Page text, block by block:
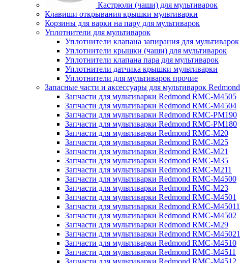
Кастрюли (чаши) для мультиварок
Клавиши открывания крышки мультиварки
Корзины для варки на пару для мультиварок
Уплотнители для мультиварок
Уплотнители клапана запирания для мультиварок
Уплотнители крышки (чаши) для мультиварок
Уплотнители клапана пара для мультиварок
Уплотнители датчика крышки мультиварки
Уплотнители для мультиварок прочие
Запасные части и аксессуары для мультиварок Redmond
Запчасти для мультиварки Redmond RMC-M4505
Запчасти для мультиварки Redmond RMC-M4504
Запчасти для мультиварки Redmond RMC-PM190
Запчасти для мультиварки Redmond RMC-PM180
Запчасти для мультиварки Redmond RMC-M20
Запчасти для мультиварки Redmond RMC-M25
Запчасти для мультиварки Redmond RMC-M21
Запчасти для мультиварки Redmond RMC-M35
Запчасти для мультиварки Redmond RMC-M211
Запчасти для мультиварки Redmond RMC-M4500
Запчасти для мультиварки Redmond RMC-M23
Запчасти для мультиварки Redmond RMC-M4501
Запчасти для мультиварки Redmond RMC-M45011
Запчасти для мультиварки Redmond RMC-M4502
Запчасти для мультиварки Redmond RMC-M29
Запчасти для мультиварки Redmond RMC-M45021
Запчасти для мультиварки Redmond RMC-M4510
Запчасти для мультиварки Redmond RMC-M4511
Запчасти для мультиварки Redmond RMC-M4512